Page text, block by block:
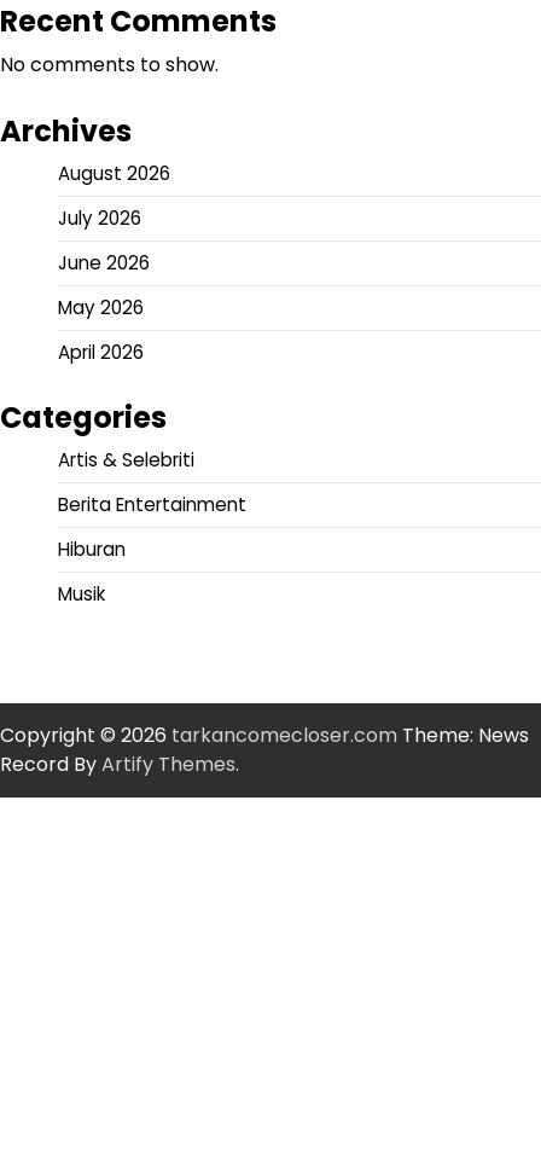
Recent Comments
No comments to show.
Archives
August 2026
July 2026
June 2026
May 2026
April 2026
Categories
Artis & Selebriti
Berita Entertainment
Hiburan
Musik
Copyright © 2026 tarkancomecloser.com Theme: News
Record ByArtify Themes.